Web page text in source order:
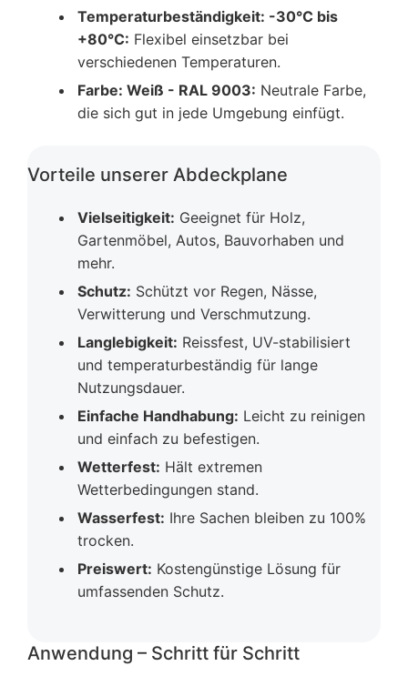
Temperaturbeständigkeit: -30°C bis
+80°C: Flexibel einsetzbar bei
verschiedenen Temperaturen.
Farbe: Weiß - RAL 9003: Neutrale Farbe,
die sich gut in jede Umgebung einfügt.
Vorteile unserer Abdeckplane
Vielseitigkeit: Geeignet für Holz,
Gartenmöbel, Autos, Bauvorhaben und
mehr.
Schutz: Schützt vor Regen, Nässe,
Verwitterung und Verschmutzung.
Langlebigkeit: Reissfest, UV-stabilisiert
und temperaturbeständig für lange
Nutzungsdauer.
Einfache Handhabung: Leicht zu reinigen
und einfach zu befestigen.
Wetterfest: Hält extremen
Wetterbedingungen stand.
Wasserfest: Ihre Sachen bleiben zu 100%
trocken.
Preiswert: Kostengünstige Lösung für
umfassenden Schutz.
Anwendung – Schritt für Schritt